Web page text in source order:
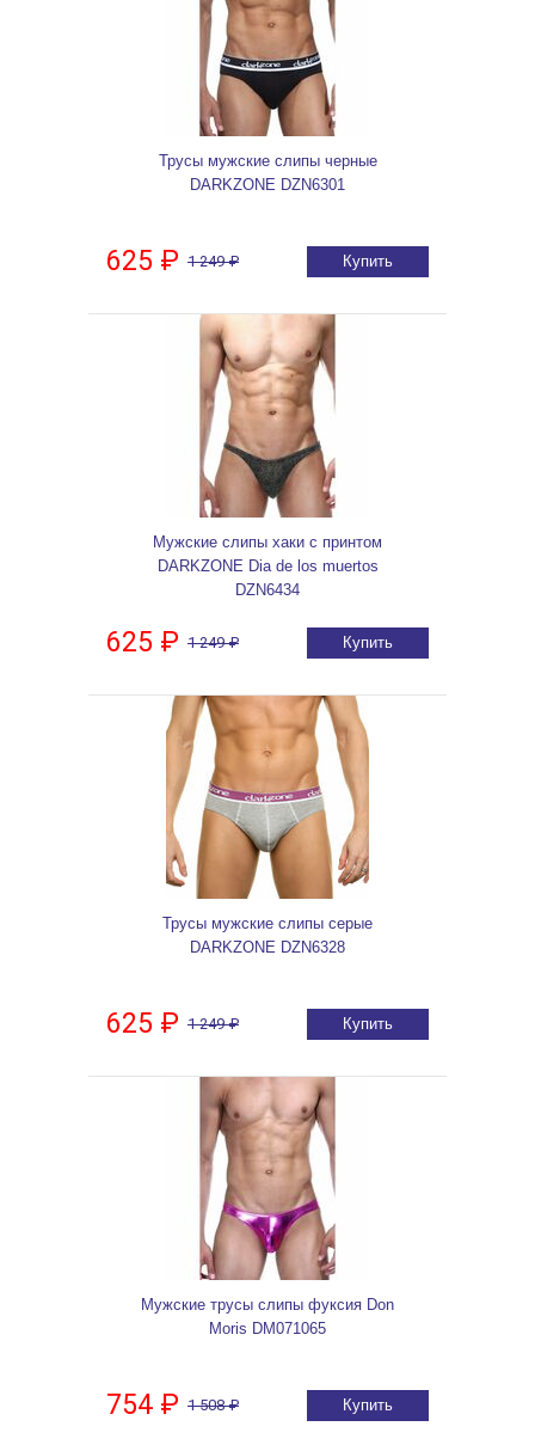
Трусы мужские слипы черные
DARKZONE DZN6301
625 ₽ 1 249 ₽ Купить
Мужские слипы хаки с принтом
DARKZONE Dia de los muertos
DZN6434
625 ₽ 1 249 ₽ Купить
Трусы мужские слипы серые
DARKZONE DZN6328
625 ₽ 1 249 ₽ Купить
Мужские трусы слипы фуксия Don
Moris DM071065
754 ₽ 1 508 ₽ Купить